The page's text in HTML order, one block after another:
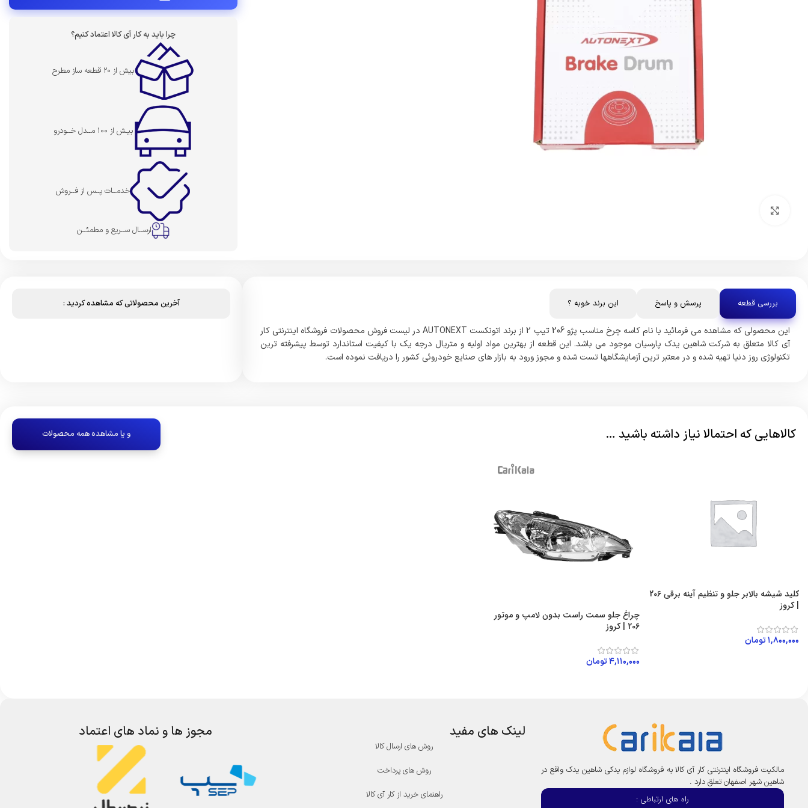
چرا باید به کار آی کالا اعتماد کنیم؟
بیش از 20 قطعه ساز مطرح
بیـش از 100 مــدل خــودرو
خدمــات پــس از فــروش
ارســال ســریع و مطمئــن
بررسی قطعه پرسش و پاسخ این برند خوبه ؟
این محصولی که مشاهده می فرمائید با نام کاسه چرخ مناسب پژو 206 تیپ 2 از برند اتونکست AUTONEXT در لیست فروش محصولات فروشگاه اینترنتی کار
آی کالا متعلق به شرکت شاهین یدک پارسیان موجود می باشد. این قطعه از بهترین مواد اولیه و متریال درجه یک با کیفیت استاندارد توسط پیشرفته ترین
تکنولوژی روز دنیا تهیه شده و در معتبر ترین آزمایشگاهها تست شده و مجوز ورود به بازار های صنایع خودروئی کشور را دریافت نموده است.
آخرین محصولاتی که مشاهده کردید :
کالاهایی که احتمالا نیاز داشته باشید … و یا مشاهده همه محصولات
کلید شیشه بالابر جلو و تنظیم آینه برقی 206
| کروز
۱,۸۰۰,۰۰۰تومان
چراغ جلو سمت راست بدون لامپ و موتور
206 | کروز
۴,۱۱۰,۰۰۰تومان
مالکیت فروشگاه اینترنتی کار آی کالا به فروشگاه لوازم یدکی شاهین یدک واقع در
شاهین شهر اصفهان تعلق دارد .
راه های ارتباطی :
لینک های مفید
روش های ارسال کالا
روش های پرداخت
راهنمای خرید از کار آی کالا
مجوز ها و نماد های اعتماد